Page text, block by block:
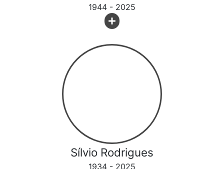
1944 - 2025
Sílvio Rodrigues
1934 - 2025